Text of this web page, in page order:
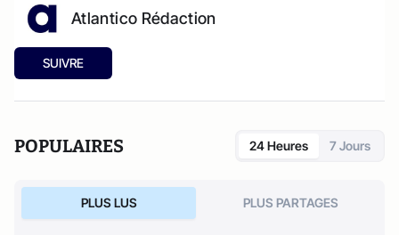
Atlantico Rédaction
SUIVRE
POPULAIRES 24 Heures 7 Jours
PLUS LUS PLUS PARTAGES